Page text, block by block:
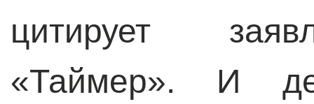
цитирует
«Таймер». И